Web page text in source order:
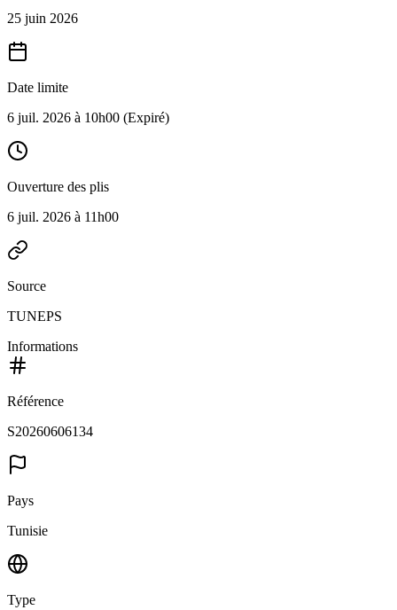
25 juin 2026
Date limite
6 juil. 2026 à 10h00 (Expiré)
Ouverture des plis
6 juil. 2026 à 11h00
Source
TUNEPS
Informations
Référence
S20260606134
Pays
Tunisie
Type